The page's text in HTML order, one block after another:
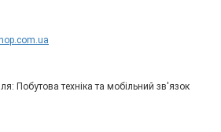
Побутова техніка та мобільний зв'язок